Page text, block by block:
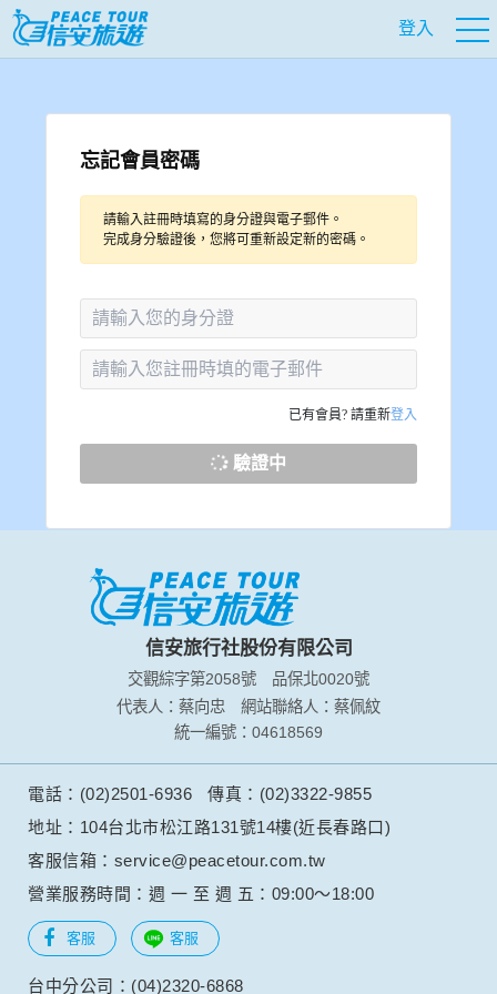
登入
忘記會員密碼
請輸入註冊時填寫的身分證與電子郵件。
完成身分驗證後，您將可重新設定新的密碼。
已有會員? 請重新登入
驗證中
信安旅行社股份有限公司
交觀綜字第2058號
品保北0020號
代表人：蔡向忠
網站聯絡人：蔡佩紋
統一編號：04618569
電話：(02)2501-6936
傳真：(02)3322-9855
地址：104台北市松江路131號14樓(近長春路口)
客服信箱：service@peacetour.com.tw
營業服務時間：週 一 至 週 五：09:00～18:00
客服 客服
台中分公司：(04)2320-6868